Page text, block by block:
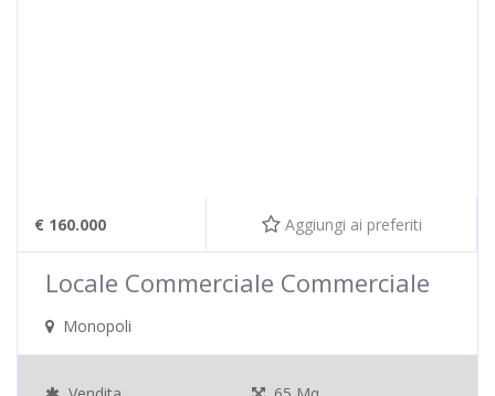
€ 160.000 Aggiungi ai preferiti
Locale Commerciale Commerciale
Monopoli